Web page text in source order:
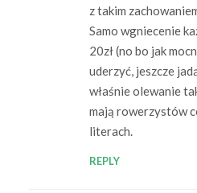
z takim
Samo wgniecenie
20zł (no bo jak
uderzyć, jeszcze
właśnie olewanie
mają rowerzystów
literach.
REPLY